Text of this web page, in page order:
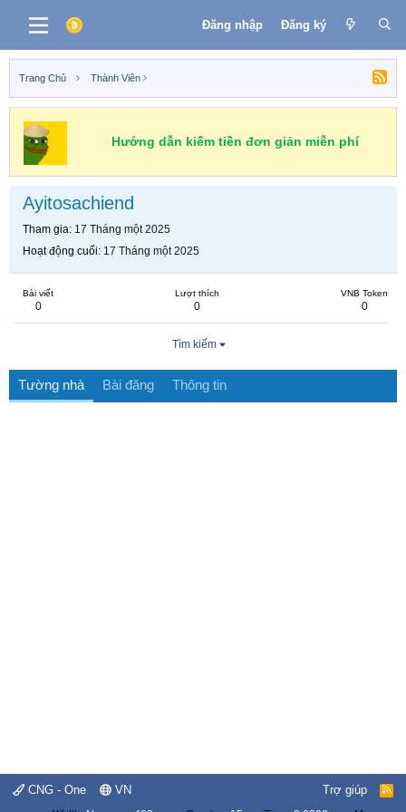
Đăng nhập Đăng ký
Trang Chủ Thành Viên
Hướng dẫn kiếm tiền đơn giản miễn phí
Ayitosachiend
Tham gia 17 Tháng một 2025
Hoạt động cuối 17 Tháng một 2025
Bài viết
0
Lượt thích
0
VNB Token
0
Tìm kiếm
Tường nhà Bài đăng Thông tin
CNG - One VN Trợ giúp
R